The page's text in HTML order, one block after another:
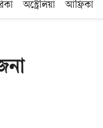
অস্ট্রেলিয়া আফ্রিকা